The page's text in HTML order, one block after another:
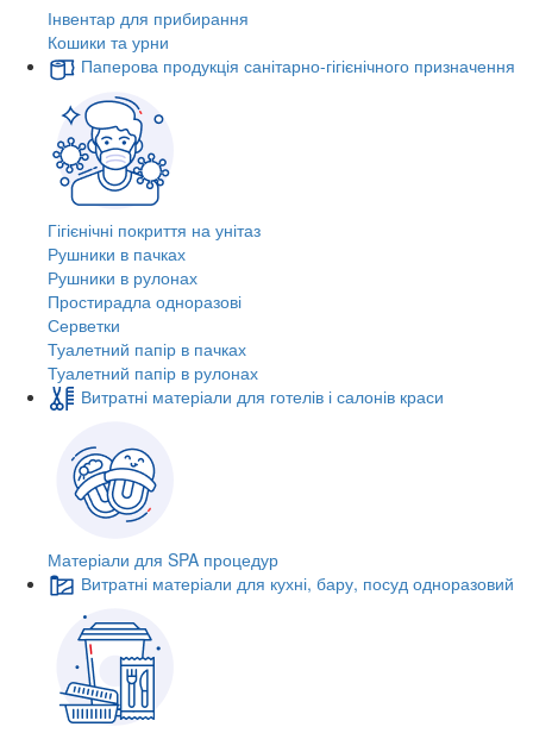
Інвентар для прибирання
Кошики та урни
Паперова продукція санітарно-гігієнічного призначення
Гігієнічні покриття на унітаз
Рушники в пачках
Рушники в рулонах
Простирадла одноразові
Серветки
Туалетний папір в пачках
Туалетний папір в рулонах
Витратні матеріали для готелів і салонів краси
Матеріали для SPA процедур
Витратні матеріали для кухні, бару, посуд одноразовий